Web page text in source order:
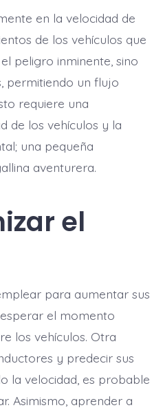
en la velocidad de
de los vehículos que
peligro inminente, sino
permitiendo un flujo
requiere una
de los vehículos y la
una pequeña
aventurera.
el
para aumentar sus
el momento
los vehículos. Otra
y predecir sus
la velocidad, es probable
Asimismo, aprender a